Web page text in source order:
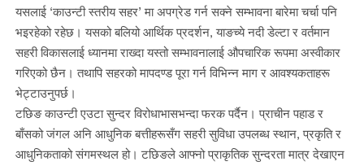
यसलाई ‘काउन्टी स्तरीय सहर’ मा अपग्रेड गर्न सक्ने सम्भावना बारेमा चर्चा पनि
भइरहेको रहेछ। यसको बलियो आर्थिक प्रदर्शन, याङच्ये नदी डेल्टा र वर्तमान
सहरी विकासलाई ध्यानमा राख्दा यस्तो सम्भावनालाई औपचारिक रूपमा अस्वीकार
गरिएको छैन। तथापि सहरको मापदण्ड पूरा गर्न विभिन्न माग र आवश्यकताहरू
भेट्टाउनुपर्छ।
टछिङ काउन्टी एउटा सुन्दर विरोधाभासभन्दा फरक पर्दैन। प्राचीन पहाड र
बाँसको जंगल अनि आधुनिक बत्तीहरूसँग सहरी सुविधा उपलब्ध स्थान, प्रकृति र
आधुनिकताको संगमस्थल हो। टछिङले आफ्नो प्राकृतिक सुन्दरता मात्र देखाएन